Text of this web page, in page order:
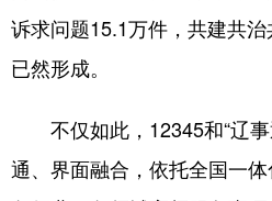
诉求问题15.1万件，共建共
已然形成。
不仅如此，12345和“辽事
通、界面融合，依托全国一